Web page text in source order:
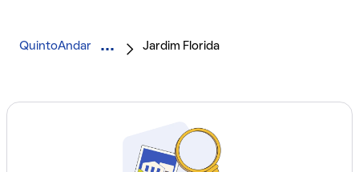
QuintoAndar Jardim Florida